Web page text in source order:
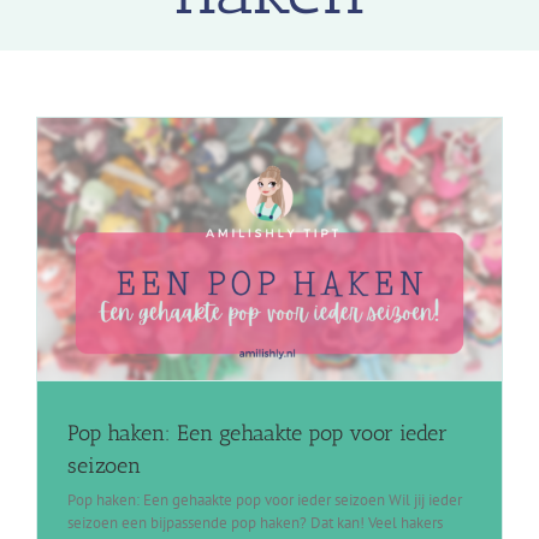
Pop haken: Een gehaakte pop voor ieder
seizoen
Pop haken: Een gehaakte pop voor ieder seizoen Wil jij ieder
seizoen een bijpassende pop haken? Dat kan! Veel hakers